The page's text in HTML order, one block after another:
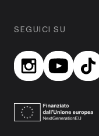
SEGUICI SU